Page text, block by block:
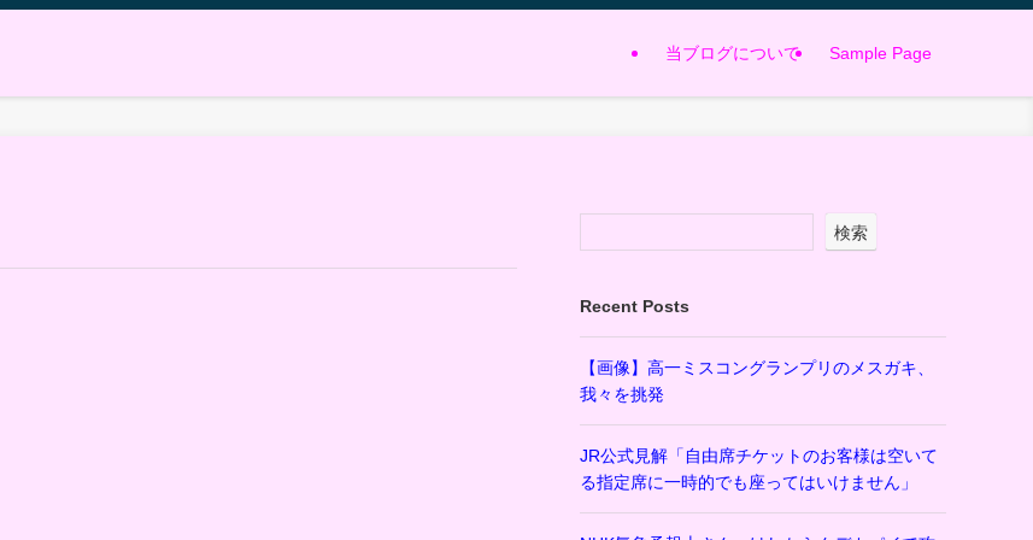
当ブログについて Sample Page
検索
Recent Posts
【画像】高一ミスコングランプリのメスガキ、
我々を挑発
JR公式見解「自由席チケットのお客様は空いて
る指定席に一時的でも座ってはいけません」